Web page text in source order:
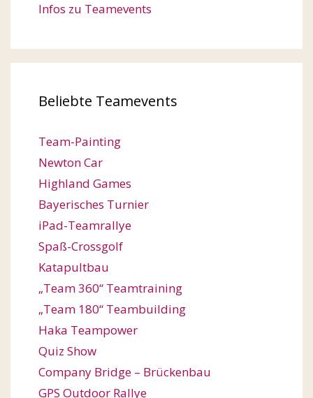
Infos zu Teamevents
Beliebte Teamevents
Team-Painting
Newton Car
Highland Games
Bayerisches Turnier
iPad-Teamrallye
Spaß-Crossgolf
Katapultbau
„Team 360“ Teamtraining
„Team 180“ Teambuilding
Haka Teampower
Quiz Show
Company Bridge – Brückenbau
GPS Outdoor Rallye